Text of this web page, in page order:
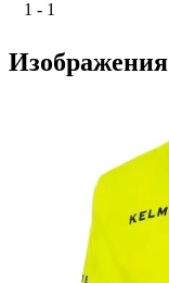
1 - 1
Изображения